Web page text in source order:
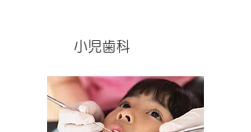
小児歯科